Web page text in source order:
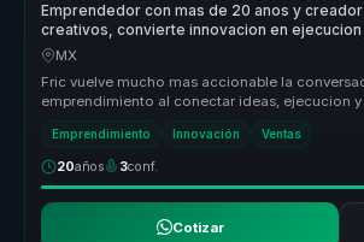
Emprendedor con mas de 20 anos y
creativos, convierte innovacion en
empresariales.
MX
Fric vuelve mucho mas accionable la
emprendimiento al conectar ideas, ejecucion
Emprendimiento Innovación Ventas
20años 3conf.
Cotizar